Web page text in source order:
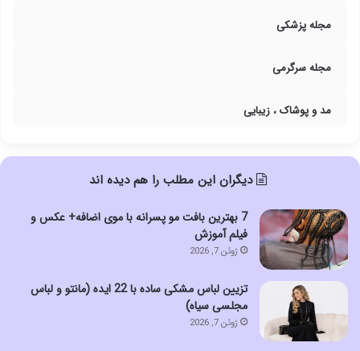
مجله پزشکی
مجله سرگرمی
مد و پوشاک ، زیبایی
دیگران این مطلب را هم دیده اند
7 بهترین بافت مو پسرانه با موی اضافه+ عکس و
فیلم آموزش
ژوئن 7, 2026
تزیین لباس مشکی ساده با 22 ایده (مانتو و لباس
مجلسی سیاه)
ژوئن 7, 2026